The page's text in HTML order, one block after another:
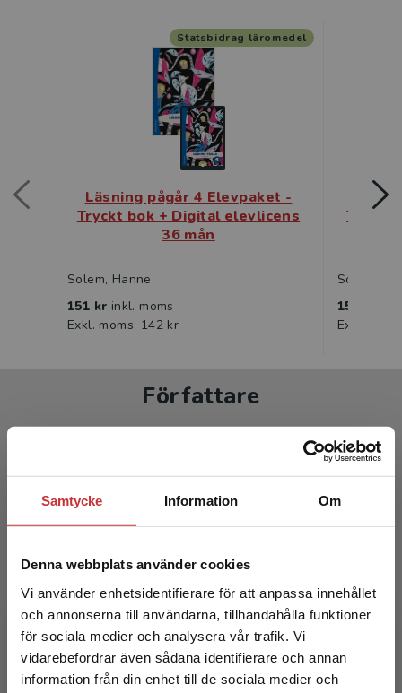
Samtycke Information Om
Denna webbplats använder cookies
Vi använder enhetsidentifierare för att anpassa innehållet
och annonserna till användarna, tillhandahålla funktioner
för sociala medier och analysera vår trafik. Vi
vidarebefordrar även sådana identifierare och annan
information från din enhet till de sociala medier och
Begränsad fraktregion
Läsning pågår 4 Elevpaket -
Tryckt bok + Digital elevlicens
36 mån
Solem, Hanne
151 kr inkl. moms
Exkl. moms: 142 kr
Statsbidrag läromedel
Tryckt
Solem,
151 kr
Exkl.
Författare
Hanne Solem är en erfaren lärare med
utbildning i språk- och läsvägledare från
universitetet. Hon har en bred kompetens inom
matematik och arbetar ...